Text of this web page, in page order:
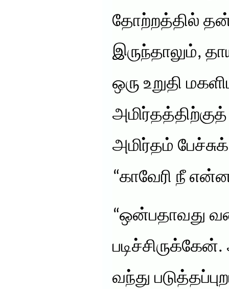
தோற்றத்தில்
இருந்தாலும்,
ஒரு உறுதி
அமிர்தம்
“காவேரி நீ
“ஒன்பதாவது
வந்து